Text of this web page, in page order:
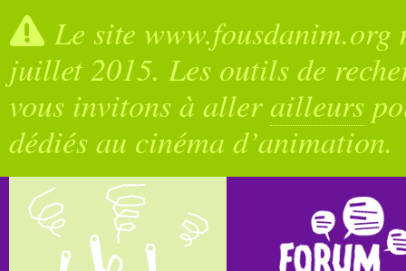
Le site
juillet 2015. Les outils de
vous invitons à allerailleurs
dédiés au cinéma d’animation.